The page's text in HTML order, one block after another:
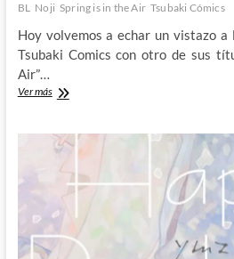
BL Noji Spring is in the Air Tsubaki Cómics
Hoy volvemos a echar un vistazo a
Tsubaki Comics con otro de sus
Air”…
Ver másAprendiendo
con
el
Spring
the
Air
de